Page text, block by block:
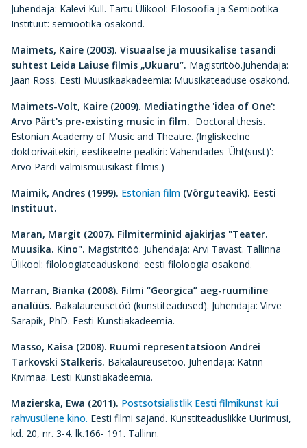
Juhendaja: Kalevi Kull. Tartu Ülikool: Filosoofia ja Semiootika
Instituut: semiootika osakond.
Maimets, Kaire (2003). Visuaalse ja muusikalise tasandi
suhtest Leida Laiuse filmis „Ukuaru“. Magistritöö.Juhendaja:
Jaan Ross. Eesti Muusikaakadeemia: Muusikateaduse osakond.
Maimets-Volt, Kaire (2009). Mediatingthe 'idea of One':
Arvo Pärt's pre-existing music in film. Doctoral thesis.
Estonian Academy of Music and Theatre. (Ingliskeelne
doktoriväitekiri, eestikeelne pealkiri: Vahendades 'Üht(sust)':
Arvo Pärdi valmismuusikast filmis.)
Maimik, Andres (1999). Estonian film (Võrguteavik). Eesti
Instituut.
Maran, Margit (2007). Filmiterminid ajakirjas "Teater.
Muusika. Kino". Magistritöö. Juhendaja: Arvi Tavast. Tallinna
Ülikool: filoloogiateaduskond: eesti filoloogia osakond.
Marran, Bianka (2008). Filmi “Georgica” aeg-ruumiline
analüüs. Bakalaureusetöö (kunstiteadused). Juhendaja: Virve
Sarapik, PhD. Eesti Kunstiakadeemia.
Masso, Kaisa (2008). Ruumi representatsioon Andrei
Tarkovski Stalkeris. Bakalaureusetöö. Juhendaja: Katrin
Kivimaa. Eesti Kunstiakadeemia.
Mazierska, Ewa (2011). Postsotsialistlik Eesti filmikunst kui
rahvusülene kino. Eesti filmi sajand. Kunstiteaduslikke Uurimusi,
kd. 20, nr. 3-4. lk.166- 191. Tallinn.